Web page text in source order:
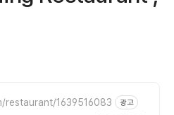
restaurant/1639516083 광고